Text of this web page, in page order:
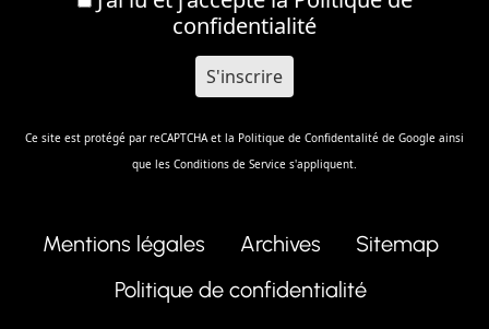
confidentialité
Ce site est protégé par reCAPTCHA et la Politique de Confidentalité de Google ainsi
que les Conditions de Service s'appliquent.
Mentions légales Archives
Sitemap
Politique de confidentialité